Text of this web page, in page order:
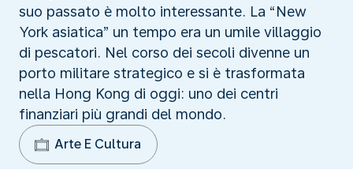
suo passato è molto interessante. La “New
York asiatica” un tempo era un umile villaggio
di pescatori. Nel corso dei secoli divenne un
porto militare strategico e si è trasformata
nella Hong Kong di oggi: uno dei centri
finanziari più grandi del mondo.
Arte E Cultura